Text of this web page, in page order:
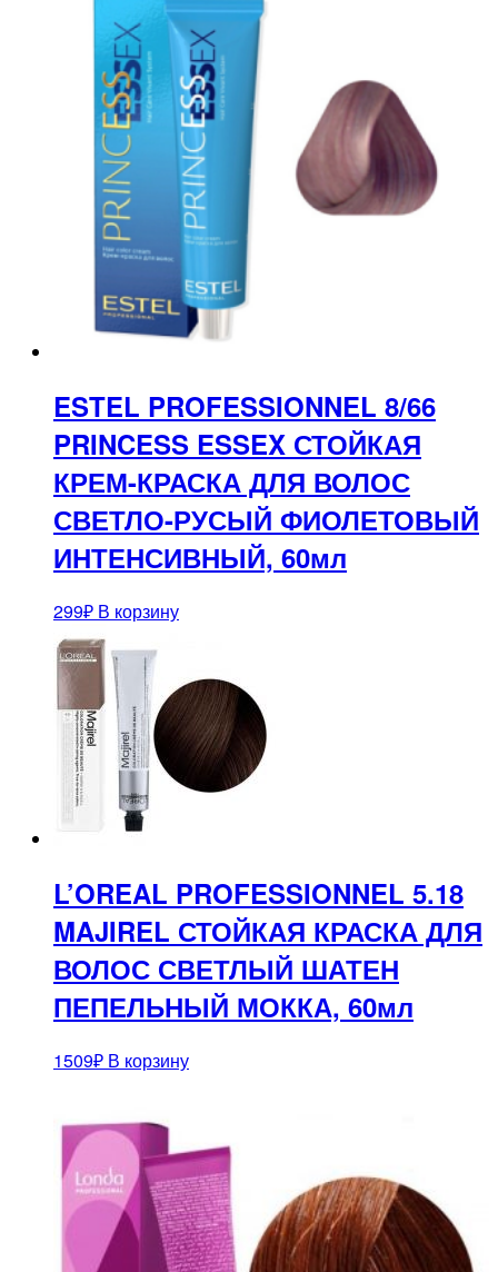
ESTEL PROFESSIONNEL 8/66
PRINCESS ESSEX СТОЙКАЯ
КРЕМ-КРАСКА ДЛЯ ВОЛОС
СВЕТЛО-РУСЫЙ ФИОЛЕТОВЫЙ
ИНТЕНСИВНЫЙ, 60мл
299₽ В корзину
L’OREAL PROFESSIONNEL 5.18
MAJIREL СТОЙКАЯ КРАСКА ДЛЯ
ВОЛОС СВЕТЛЫЙ ШАТЕН
ПЕПЕЛЬНЫЙ МОККА, 60мл
1509₽ В корзину